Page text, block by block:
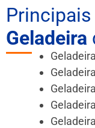
Principais
Geladeira